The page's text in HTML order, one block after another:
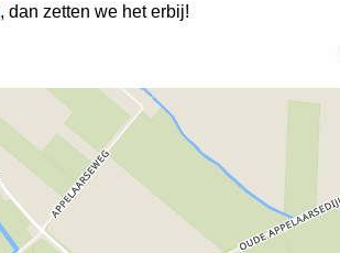
, dan zetten we het erbij!